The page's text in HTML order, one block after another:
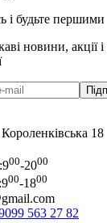
і будьте першими
новини, акції
18
900-2000
900-1800
099 563 27 82